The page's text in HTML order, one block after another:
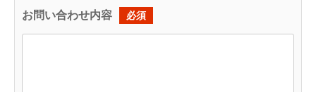
お問い合わせ内容 必須